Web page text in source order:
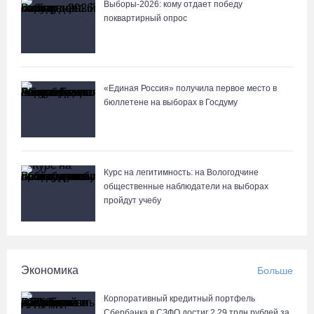
Бизнес Северо-Запада столкнулся с более чем 1,5 тысячи
07.08.26 / 14:58
75-летний бегун из Великого Устюга стал чемпионом России
Завершен первый этап благоустройства прибрежной зоны
Шекснинского водохранилища
превысила 527 г
Выборы-2026: кому отдает победу
поквартирный опрос
«Единая Россия» получила первое место в
бюллетене на выборах в Госдуму
Курс на легитимность: на Вологодчине
общественные наблюдатели на выборах
пройдут учебу
Экономика Больше
Корпоративный кредитный портфель